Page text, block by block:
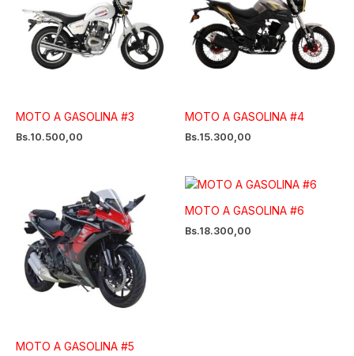
MOTO A GASOLINA #3
Bs.10.500,00
MOTO A GASOLINA #4
Bs.15.300,00
MOTO A GASOLINA #5
MOTO A GASOLINA #6
Bs.18.300,00